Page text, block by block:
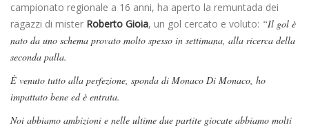
campionato regionale a 16 anni, ha aperto la remuntada dei
ragazzi di mister Roberto Gioia, un gol cercato e voluto: “Il gol è
nato da uno schema provato molto spesso in settimana, alla ricerca della
seconda palla.
È venuto tutto alla perfezione, sponda di Monaco Di Monaco, ho
impattato bene ed è entrata.
Noi abbiamo ambizioni e nelle ultime due partite giocate abbiamo molti